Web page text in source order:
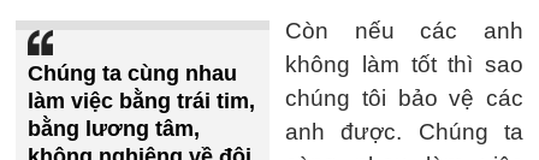
Chúng ta cùng nhau
làm việc bằng trái tim,
bằng lương tâm,
Còn nếu các anh
không làm tốt thì sao
chúng tôi bảo vệ các
anh được. Chúng ta